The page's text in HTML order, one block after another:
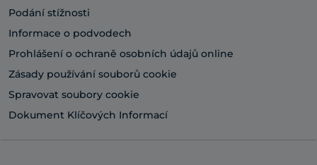
Podání stížnosti
Informace o podvodech
Prohlášení o ochraně osobních údajů online
Zásady používání souborů cookie
Spravovat soubory cookie
Dokument Klíčových Informací